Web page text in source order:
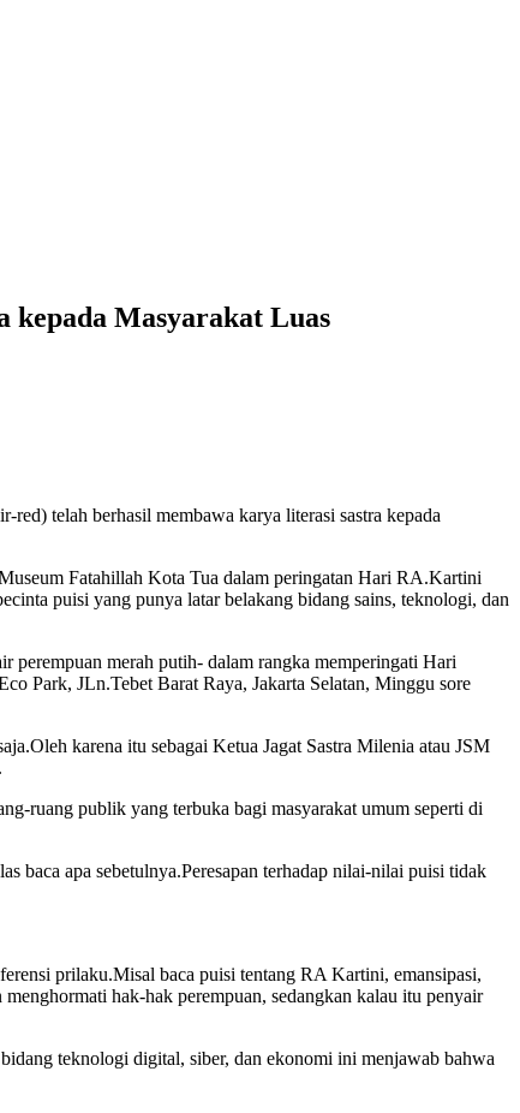
kepada Masyarakat Luas
telah berhasil membawa karya literasi sastra kepada
Fatahillah Kota Tua dalam peringatan Hari RA.Kartini
puisi yang punya latar belakang bidang sains, teknologi, dan
perempuan merah putih- dalam rangka memperingati Hari
Park, JLn.Tebet Barat Raya, Jakarta Selatan, Minggu sore
karena itu sebagai Ketua Jagat Sastra Milenia atau JSM
ruang publik yang terbuka bagi masyarakat umum seperti di
baca apa sebetulnya.Peresapan terhadap nilai-nilai puisi tidak
prilaku.Misal baca puisi tentang RA Kartini, emansipasi,
hak-hak perempuan, sedangkan kalau itu penyair
teknologi digital, siber, dan ekonomi ini menjawab bahwa